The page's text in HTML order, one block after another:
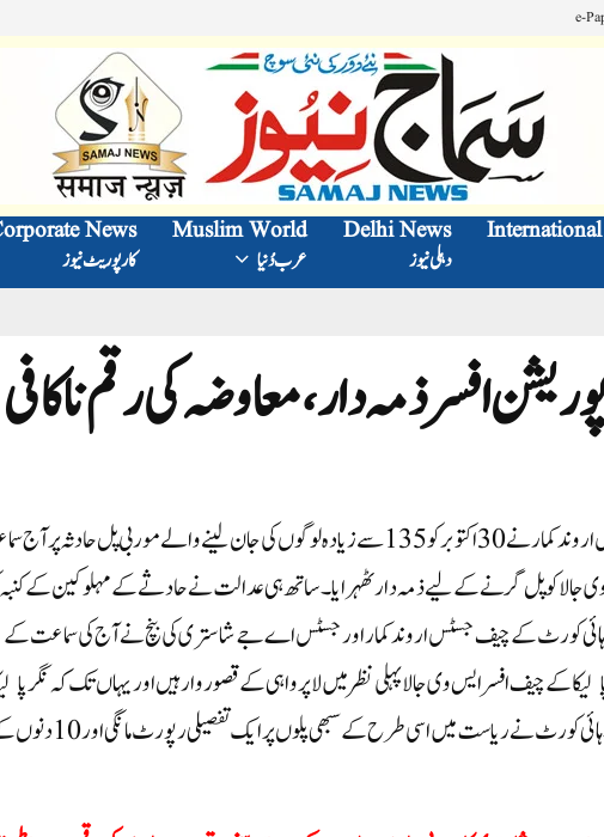
e-
Delhi News
دہلی نیوز
Muslim World
عرب دُنیا
News
کارپوریٹ نیوز
افسر ذمہ دار، معاوضہ کی رقم ناکافی
احمدآباد، سماج نیوز: گجرات ہائی کورٹ کے چیف جسٹس اروند کمار نے 30 اکتوبر کو 135 سے زیادہ لوگوں کی جان لینے والے موربی پل حادثہ
جالا کو پل گرنے کے لیے ذمہ دار ٹھہرایا۔ ساتھ ہی عدالت نے حادثے کے مہلوکین کے
کورٹ کے چیف جسٹس اروند کمار اور جسٹس اے جے شاستری کی بنچ نے آج کی سماعت کے
کے چیف افسر ایس وی جالا پہلی نظر میں لاپرواہی کے قصوروار ہیں اور یہاں تک کہ نگر
کے ذریعہ داخل حلف نامہ میں بھی تفصیل کی کمی ہے۔ہائی کورٹ نے ریاست میں اسی طرح کے سبھی پلوں پر